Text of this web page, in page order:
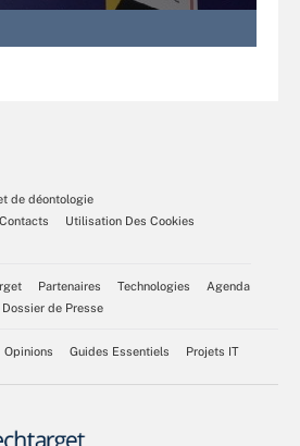
de déontologie
Contacts
Utilisation Des Cookies
Partenaires Technologies
Agenda
Dossier de Presse
Opinions Guides Essentiels Projets IT